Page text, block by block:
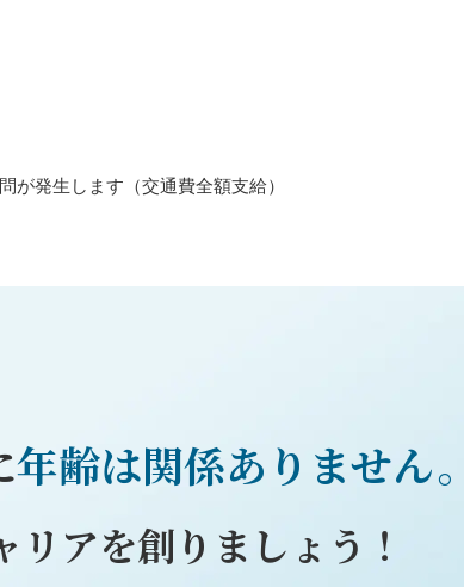
が発生します（交通費全額支給）
年齢は関係ありません。
アを創りましょう！